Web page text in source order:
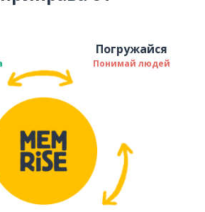
Погружайся
Понимай людей